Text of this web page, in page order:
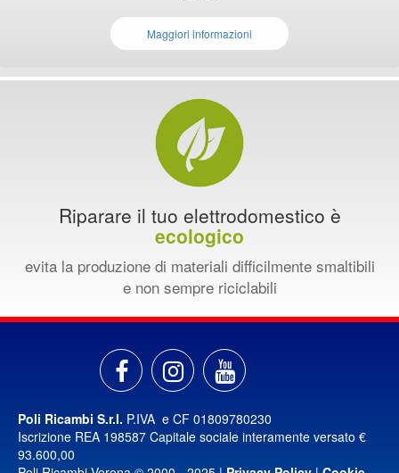
Maggiori informazioni
Riparare il tuo elettrodomestico è
ecologico
evita la produzione di materiali difficilmente smaltibili
e non sempre riciclabili
Poli Ricambi S.r.l. P.IVA e CF 01809780230
Iscrizione REA 198587 Capitale sociale interamente versato €
93.600,00